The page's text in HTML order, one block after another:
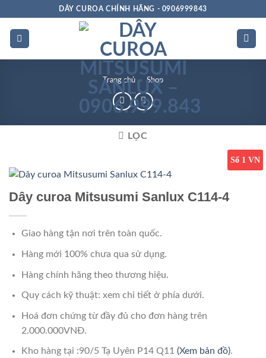
dung
DÂY CUROA CHÍNH HÃNG - 0906999843
Trang chủ » Shop
LỌC
Số 1 VN
Dây curoa Mitsusumi Sanlux C114-4
Giao hàng tận nơi trên toàn quốc.
Hàng mới 100% chưa qua sử dụng.
Hàng chính hãng theo thương hiệu.
Quy cách kỹ thuật: xem chi tiết ở phía dưới.
Hoá đơn chứng từ đầy đủ cho đơn hàng trên
2.000.000VNĐ.
Kho hàng tại :90/5 Tạ Uyên P14 Q11 (Xem bản đồ).